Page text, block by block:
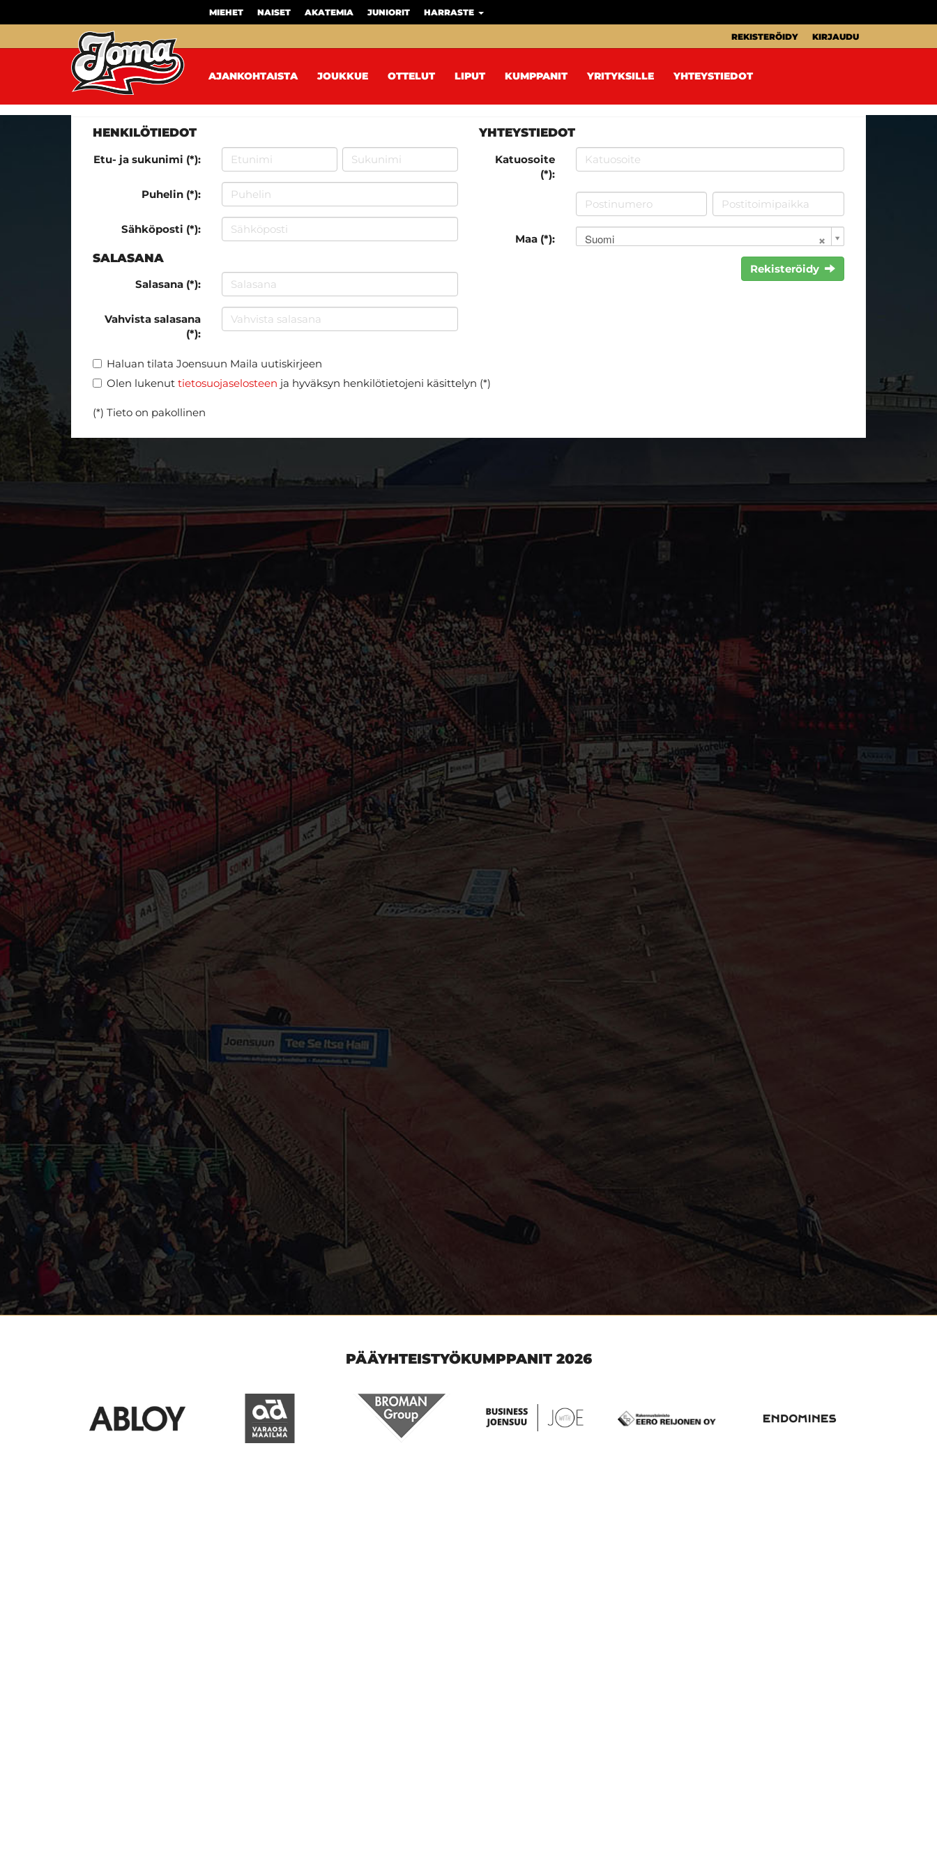
MIEHET NAISET AKATEMIA JUNIORIT HARRASTE
REKISTERÖIDY KIRJAUDU
AJANKOHTAISTA JOUKKUE OTTELUT LIPUT KUMPPANIT YRITYKSILLE YHTEYSTIEDOT
HENKILÖTIEDOT
Etu- ja sukunimi (*):
Puhelin (*):
Sähköposti (*):
SALASANA
Salasana (*):
Vahvista salasana
(*):
YHTEYSTIEDOT
Katuosoite
(*):
Maa (*): Suomi
Rekisteröidy
Haluan tilata Joensuun Maila uutiskirjeen
Olen lukenut tietosuojaselosteen ja hyväksyn henkilötietojeni käsittelyn (*)
(*) Tieto on pakollinen
PÄÄYHTEISTYÖKUMPPANIT 2026